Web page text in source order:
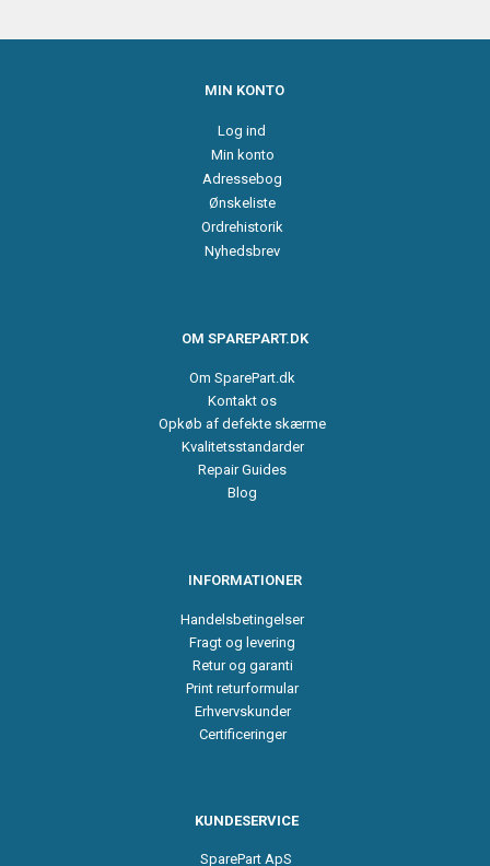
MIN KONTO
Log ind
Min konto
Adressebog
Ønskeliste
Ordrehistorik
Nyhedsbrev
OM SPAREPART.DK
Om SparePart.dk
Kontakt os
Opkøb af defekte skærme
Kvalitetsstandarder
Repair Guides
Blog
INFORMATIONER
Handelsbetingelser
Fragt og levering
Retur og garanti
Print returformular
Erhvervskunder
Certificeringer
KUNDESERVICE
SparePart ApS